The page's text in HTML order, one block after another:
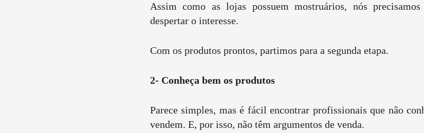
Assim como as lojas possuem mostruários, nós
despertar o interesse.
Com os produtos prontos, partimos para a segunda etapa.
2- Conheça bem os produtos
Parece simples, mas é fácil encontrar profissionais que não
vendem. E, por isso, não têm argumentos de venda.